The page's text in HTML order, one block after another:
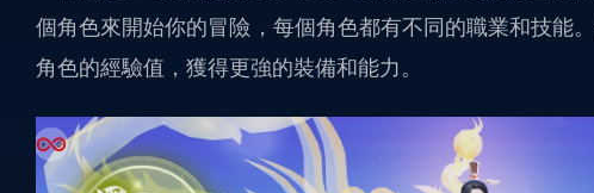
個角色來開始你的冒險，每個角色都有不同的職業和技能
角色的經驗值，獲得更強的裝備和能力。